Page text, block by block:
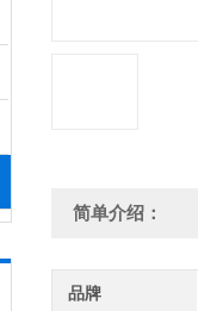
简单介绍：
品牌